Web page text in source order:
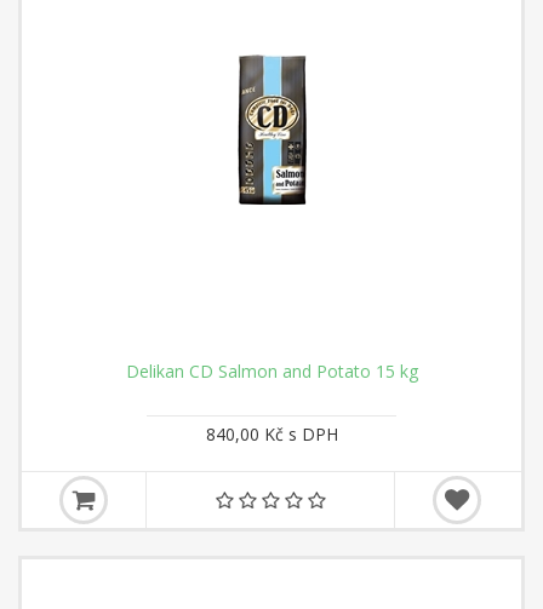
Delikan CD Salmon and Potato 15 kg
840,00 Kč s DPH